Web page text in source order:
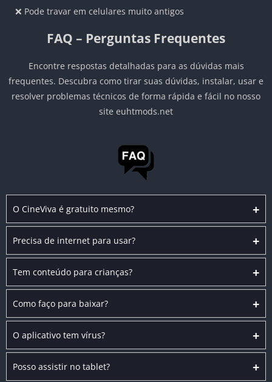
❌ Pode travar em celulares muito antigos
FAQ – Perguntas Frequentes
Encontre respostas detalhadas para as dúvidas mais
frequentes. Descubra como tirar suas dúvidas, instalar, usar e
resolver problemas técnicos de forma rápida e fácil no nosso
site euhtmods.net
+
O CineViva é gratuito mesmo?
+
Precisa de internet para usar?
+
Tem conteúdo para crianças?
+
Como faço para baixar?
+
O aplicativo tem vírus?
+
Posso assistir no tablet?